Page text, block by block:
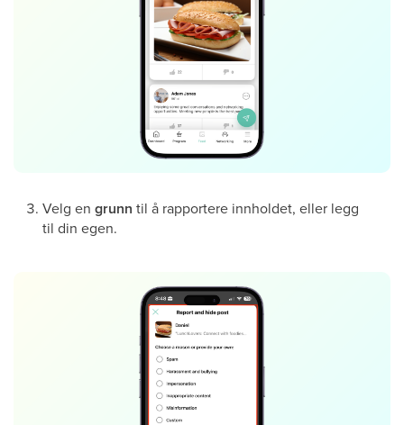
Velg en grunn til å rapportere innholdet, eller legg
til din egen.